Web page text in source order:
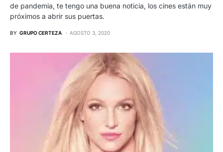
de pandemia, te tengo una buena noticia, los cines están muy
próximos a abrir sus puertas.
BY GRUPO CERTEZA AGOSTO 3, 2020